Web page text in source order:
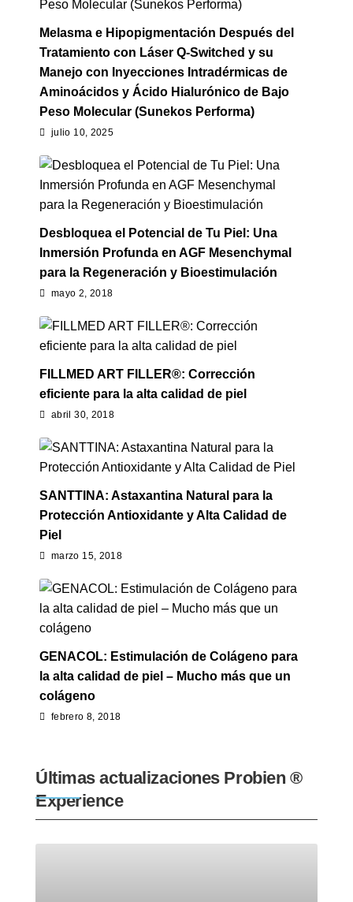
Melasma e Hipopigmentación Después del
Tratamiento con Láser Q-Switched y su
Manejo con Inyecciones Intradérmicas de
Aminoácidos y Ácido Hialurónico de Bajo
Peso Molecular (Sunekos Performa)
julio 10, 2025
Desbloquea el Potencial de Tu Piel: Una
Inmersión Profunda en AGF Mesenchymal
para la Regeneración y Bioestimulación
mayo 2, 2018
FILLMED ART FILLER®: Corrección
eficiente para la alta calidad de piel
abril 30, 2018
SANTTINA: Astaxantina Natural para la
Protección Antioxidante y Alta Calidad de
Piel
marzo 15, 2018
GENACOL: Estimulación de Colágeno para
la alta calidad de piel – Mucho más que un
colágeno
febrero 8, 2018
Últimas actualizaciones Probien ®
Experience